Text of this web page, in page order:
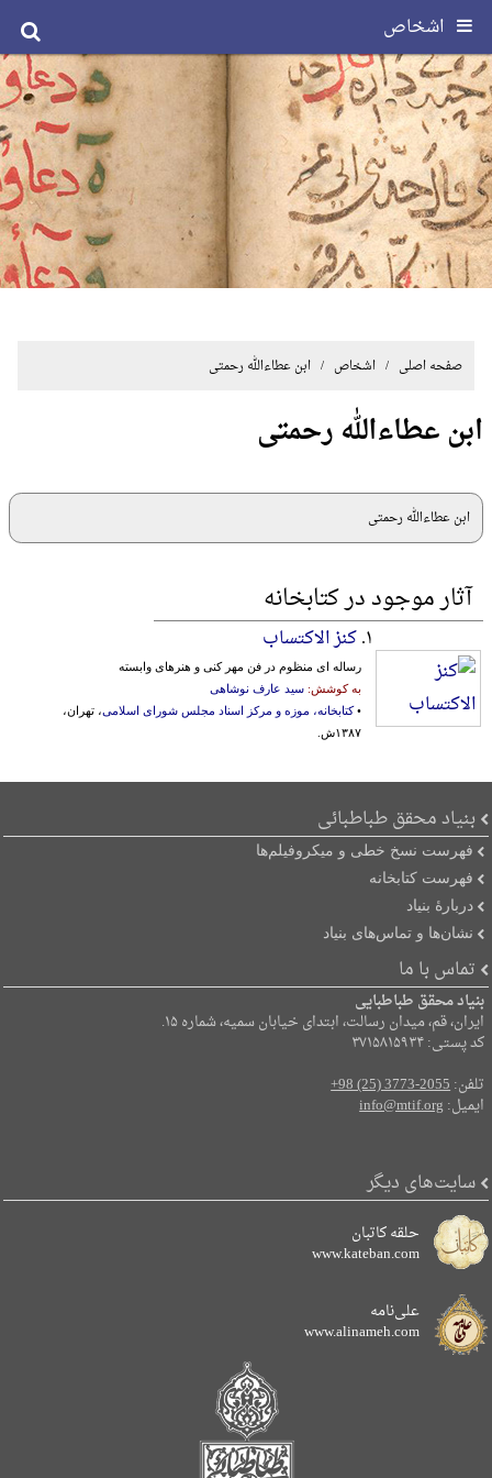
اشخاص
صفحه اصلی / اشخاص / ابن عطاءالله رحمتی
ابن عطاءالله رحمتی
ابن عطاءالله رحمتی
آثار موجود در کتابخانه
۱. کنز الاکتساب
رساله ای منظوم در فن مهر کنی و هنرهای وابسته
به کوشش: سید عارف نوشاهی
•کتابخانه، موزه و مرکز اسناد مجلس شورای اسلامی، تهران،
۱۳۸۷ش.
بنیاد محقق طباطبائی
فهرست نسخ خطی و میکروفیلم‌ها
فهرست کتابخانه
دربارۀ بنیاد
نشان‌ها و تماس‌های بنیاد
تماس با ما
بنیاد محقق طباطبایی
ایران، قم، میدان رسالت، ابتدای خیابان سمیه، شماره ۱۵.
کد پستی: ۳۷۱۵۸۱۵۹۳۴
تلفن:+98 (25) 3773-2055
ایمیل:info@mtif.org
سایت‌های دیگر
حلقه کاتبان
www.kateban.com
علی‌نامه
www.alinameh.com